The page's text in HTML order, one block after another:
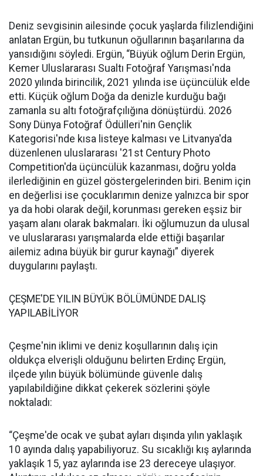
Deniz sevgisinin ailesinde çocuk yaşlarda filizlendiğini
anlatan Ergün, bu tutkunun oğullarının başarılarına da
yansıdığını söyledi. Ergün, “Büyük oğlum Derin Ergün,
Kemer Uluslararası Sualtı Fotoğraf Yarışması'nda
2020 yılında birincilik, 2021 yılında ise üçüncülük elde
etti. Küçük oğlum Doğa da denizle kurduğu bağı
zamanla su altı fotoğrafçılığına dönüştürdü. 2026
Sony Dünya Fotoğraf Ödülleri'nin Gençlik
Kategorisi'nde kısa listeye kalması ve Litvanya'da
düzenlenen uluslararası '21st Century Photo
Competition'da üçüncülük kazanması, doğru yolda
ilerlediğinin en güzel göstergelerinden biri. Benim için
en değerlisi ise çocuklarımın denize yalnızca bir spor
ya da hobi olarak değil, korunması gereken eşsiz bir
yaşam alanı olarak bakmaları. İki oğlumuzun da ulusal
ve uluslararası yarışmalarda elde ettiği başarılar
ailemiz adına büyük bir gurur kaynağı” diyerek
duygularını paylaştı.
ÇEŞME'DE YILIN BÜYÜK BÖLÜMÜNDE DALIŞ
YAPILABİLİYOR
Çeşme'nin iklimi ve deniz koşullarının dalış için
oldukça elverişli olduğunu belirten Erdinç Ergün,
ilçede yılın büyük bölümünde güvenle dalış
yapılabildiğine dikkat çekerek sözlerini şöyle
noktaladı:
“Çeşme'de ocak ve şubat ayları dışında yılın yaklaşık
10 ayında dalış yapabiliyoruz. Su sıcaklığı kış aylarında
yaklaşık 15, yaz aylarında ise 23 dereceye ulaşıyor.